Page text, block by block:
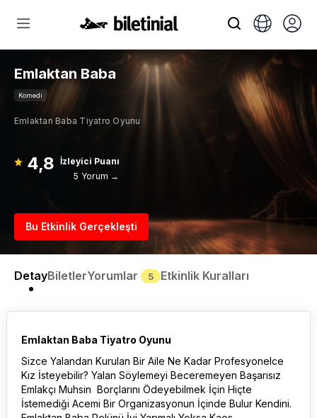
Emlaktan Baba
Komedi
Emlaktan Baba Tiyatro Oyunu
4,8 İzleyici Puanı
5 Yorum →
Bu Etkinlik Gerçekleşti
DetayBiletlerYorumlar 5 Etkinlik Kuralları
Emlaktan Baba Tiyatro Oyunu
Sizce Yalandan Kurulan Bir Aile Ne Kadar Profesyonelce
Kız İsteyebilir? Yalan Söylemeyi Beceremeyen Başarısız
Emlakçı Muhsin Borçlarını Ödeyebilmek İçin Hiçte
İstemediği Acemi Bir Organizasyonun İçinde Bulur Kendini.